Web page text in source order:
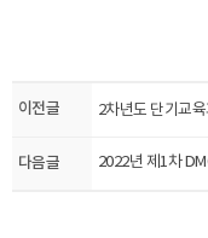
이전글 2차년도 단기교
다음글 2022년 제1차